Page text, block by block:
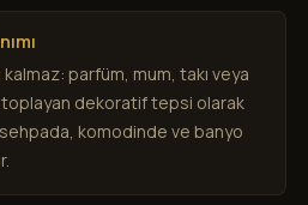
parfüm, mum, takı veya
toplayan dekoratif tepsi olarak
sehpada, komodinde ve banyo